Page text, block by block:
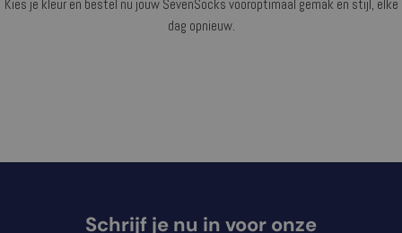
Kies je kleur en bestel nu jouw SevenSocks vooroptimaal gemak en stijl, elke
dag opnieuw.
Schrijf je nu in voor onze